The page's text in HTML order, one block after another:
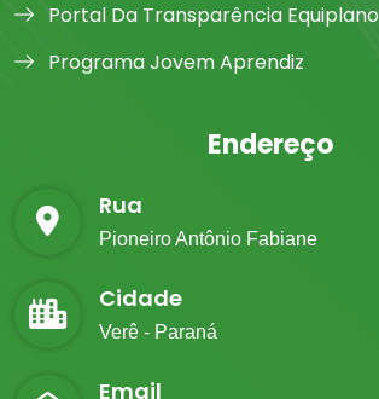
Portal Da Transparência Equiplano
Programa Jovem Aprendiz
Endereço
Rua
Pioneiro Antônio Fabiane
Cidade
Verê - Paraná
Email